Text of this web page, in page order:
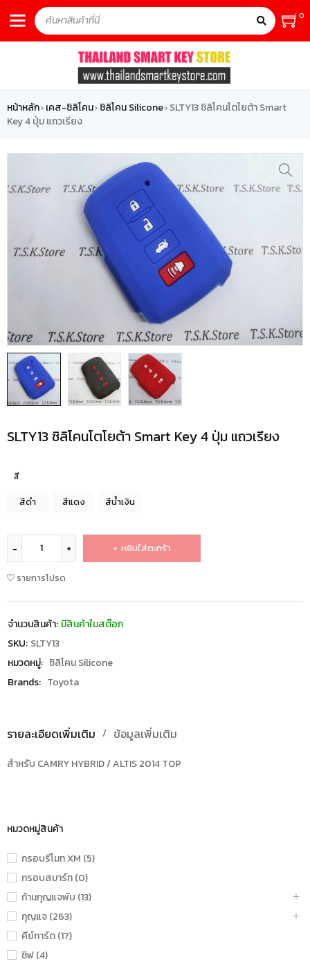
0
หน้าหลัก› เคส-ซิลิโคน› ซิลิโคน Silicone› SLTY13 ซิลิโคนโตโยต้า Smart
Key 4 ปุ่ม แถวเรียง
หมวดหมู่สินค้า
กรอบรีโมท XM (5)
กรอบสมาร์ท (0)
ก้านกุญแจพับ (13)
กุญแจ (263)
คีย์การ์ด (17)
ชิฟ (4)
SLTY13 ซิลิโคนโตโยต้า Smart Key 4 ปุ่ม แถวเรียง
สี
สีดำ สีแดง สีน้ำเงิน
หยิบใส่ตะกร้า
รายการโปรด
จำนวนสินค้า: มีสินค้าในสต๊อก
SKU: SLTY13
หมวดหมู่: ซิลิโคน Silicone
Brands: Toyota
รายละเอียดเพิ่มเติม ข้อมูลเพิ่มเติม
สำหรับ CAMRY HYBRID / ALTIS 2014 TOP